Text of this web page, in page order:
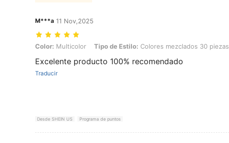
M***a 11 Nov,2025
Color: Multicolor, Tipo de Estilo: Colores mezclados 30 piezas
Color: Multicolor Tipo de Estilo: Colores mezclados 30 piezas
Excelente producto 100% recomendado
Traducir
Desde SHEIN US Programa de puntos